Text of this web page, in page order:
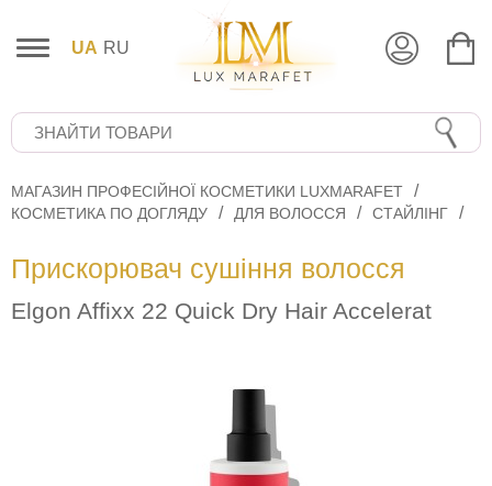
UA RU
МАГАЗИН ПРОФЕСІЙНОЇ КОСМЕТИКИ LUXMARAFET
КОСМЕТИКА ПО ДОГЛЯДУ
ДЛЯ ВОЛОССЯ СТАЙЛІНГ
Прискорювач сушіння волосся
Elgon Affixx 22 Quick Dry Hair Accelerat